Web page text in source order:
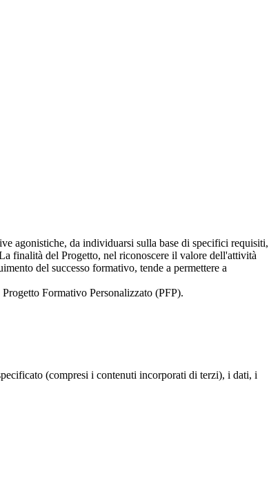
agonistiche, da individuarsi sulla base di specifici requisiti,
finalità del Progetto, nel riconoscere il valore dell'attività
del successo formativo, tende a permettere a
Formativo Personalizzato (PFP).
(compresi i contenuti incorporati di terzi), i dati, i